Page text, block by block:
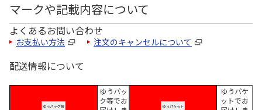
マークや記載内容について
よくあるお問い合わせ
お支払い方法 注文のキャンセルについて
配送情報について
ゆうパッ
ク等でお
ゆうパケ
ットでお